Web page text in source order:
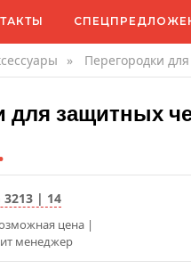
» Перегородки
для защитных
3213 | 14
цена |
менеджер